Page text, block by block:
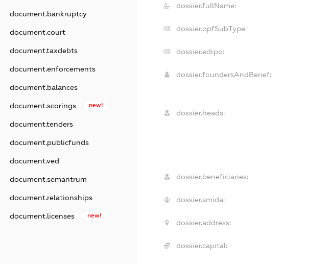
document.bankruptcy
document.court
document.taxdebts
document.enforcements
document.balances
document.scorings new!
document.tenders
document.publicfunds
document.ved
document.semantrum
document.relationships
document.licenses new!
dossier.fullName:
dossier.opfSubType:
dossier.edrpo:
dossier.foundersAndBenef:
dossier.heads:
dossier.beneficiaries:
dossier.smida:
dossier.address:
dossier.capital: